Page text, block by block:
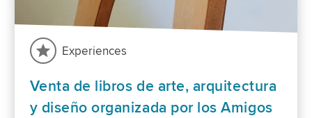
Experiences
Venta de libros de arte, arquitectura
y diseño organizada por los Amigos